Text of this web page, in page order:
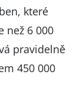
které
než 6 000
pravidelně
450 000